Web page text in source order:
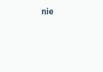
nie